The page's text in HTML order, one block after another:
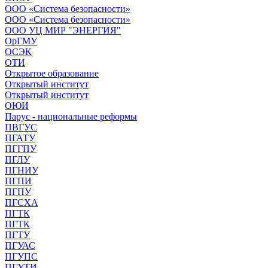
ООО «Система безопасности»
ООО «Система безопасности»
ООО УЦ МИР "ЭНЕРГИЯ"
ОрГМУ
ОСЭК
ОТИ
Открытое образование
Открытый институт
Открытый институт
ОЮИ
Парус - национальные реформы
ПВГУС
ПГАТУ
ПГГПУ
ПГЛУ
ПГНИУ
ПГПИ
ПГПУ
ПГСХА
ПГТК
ПГТК
ПГТУ
ПГУАС
ПГУПС